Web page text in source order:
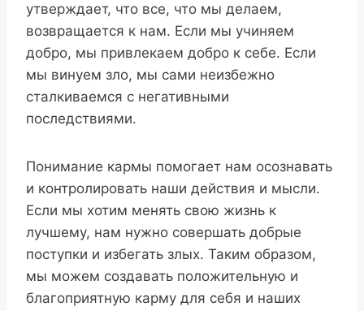
утверждает, что все, что мы делаем,
возвращается к нам. Если мы учиняем
добро, мы привлекаем добро к себе. Если
мы винуем зло, мы сами неизбежно
сталкиваемся с негативными
последствиями.
Понимание кармы помогает нам осознавать
и контролировать наши действия и мысли.
Если мы хотим менять свою жизнь к
лучшему, нам нужно совершать добрые
поступки и избегать злых. Таким образом,
мы можем создавать положительную и
благоприятную карму для себя и наших